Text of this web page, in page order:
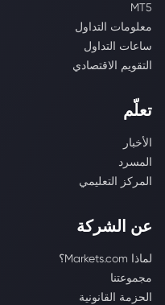
MT5
معلومات التداول
ساعات التداول
التقويم الاقتصادي
تعلّم
الأخبار
المسرد
المركز التعليمي
عن الشركة
لماذا Markets.com؟
مجموعتنا
الحزمة القانونية